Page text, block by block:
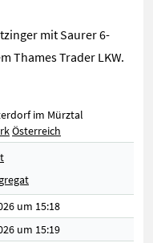
mit Saurer 6-
Thames Trader LKW.
im Mürztal
Österreich
um 15:18
um 15:19